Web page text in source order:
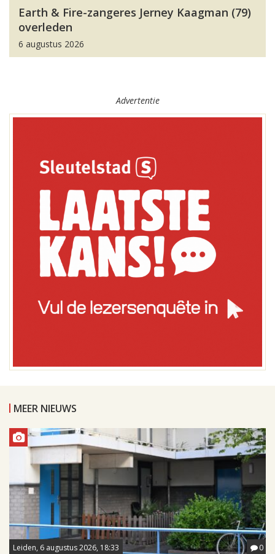
Earth & Fire-zangeres Jerney Kaagman (79)
overleden
6 augustus 2026
Advertentie
MEER NIEUWS
Leiden, 6 augustus 2026, 18:33 0